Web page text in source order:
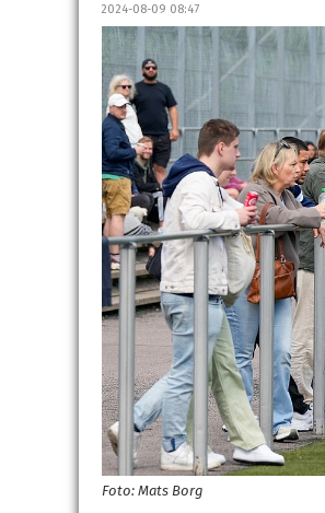
2024-08-09 08:47
Foto: Mats Borg